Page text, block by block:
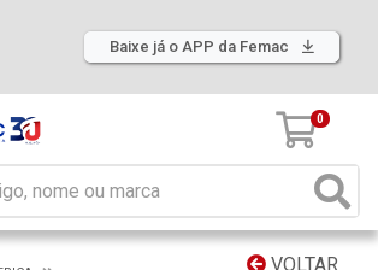
Baixe já o APP da Femac
0
VOLTAR